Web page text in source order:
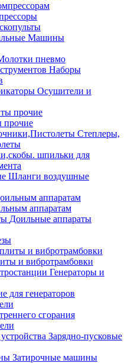
Машины
пневмо
Наборы
Осушители и
прочие
Степлеры,
шпильки для
Шланги воздушные
аппаратам
Доильные аппараты
и вибротрамбовки
Генераторы и
для генераторов
сгорания
Зарядно-пусковые
Затирочные машины